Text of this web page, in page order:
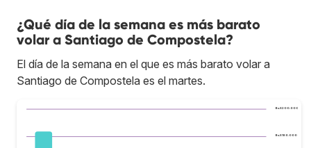
¿Qué día de la semana es más barato
volar a Santiago de Compostela?
El día de la semana en el que es más barato volar a
Santiago de Compostela es el martes.
Bs.S180.000
Bs.S200.000